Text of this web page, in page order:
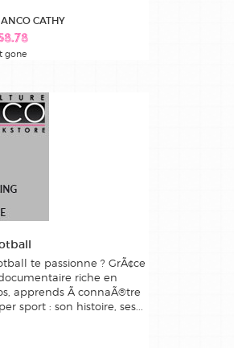
CATHY
gone
te passionne ? GrÃ¢ce
riche en
apprends Ã connaÃ®tre
sport : son histoire, ses...